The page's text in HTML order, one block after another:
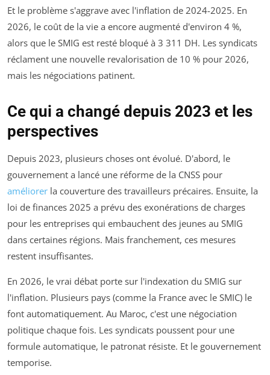
Et le problème s'aggrave avec l'inflation de 2024-2025. En
2026, le coût de la vie a encore augmenté d'environ 4 %,
alors que le SMIG est resté bloqué à 3 311 DH. Les syndicats
réclament une nouvelle revalorisation de 10 % pour 2026,
mais les négociations patinent.
Ce qui a changé depuis 2023 et les
perspectives
Depuis 2023, plusieurs choses ont évolué. D'abord, le
gouvernement a lancé une réforme de la CNSS pour
améliorer la couverture des travailleurs précaires. Ensuite, la
loi de finances 2025 a prévu des exonérations de charges
pour les entreprises qui embauchent des jeunes au SMIG
dans certaines régions. Mais franchement, ces mesures
restent insuffisantes.
En 2026, le vrai débat porte sur l'indexation du SMIG sur
l'inflation. Plusieurs pays (comme la France avec le SMIC) le
font automatiquement. Au Maroc, c'est une négociation
politique chaque fois. Les syndicats poussent pour une
formule automatique, le patronat résiste. Et le gouvernement
temporise.